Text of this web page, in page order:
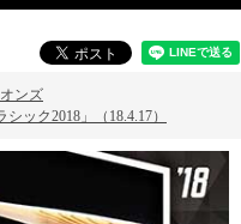
ンズ
ック2018」（18.4.17）